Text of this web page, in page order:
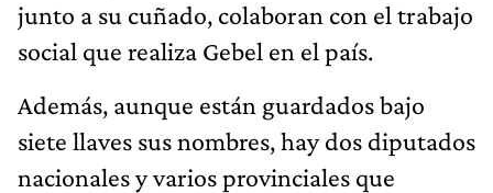
junto a su cuñado, colaboran con el trabajo
social que realiza Gebel en el país.
Además, aunque están guardados bajo
siete llaves sus nombres, hay dos diputados
nacionales y varios provinciales que